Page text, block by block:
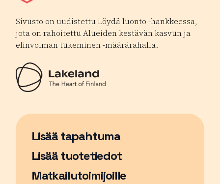
Sivusto on uudistettu Löydä luonto -hankkeessa,
jota on rahoitettu Alueiden kestävän kasvun ja
elinvoiman tukeminen -määrärahalla.
Lisää tapahtuma
Sivu avautuu uudessa ikkunassa
Lisää tuotetiedot
Matkailutoimijoille